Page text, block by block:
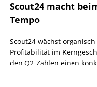
Scout24 macht
Tempo
Scout24 wächst
Profitabilität im
den Q2-Zahlen einen